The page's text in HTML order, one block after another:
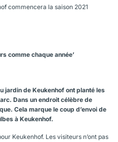
commencera la saison 2021
comme chaque année’
jardin de Keukenhof ont planté les
Dans un endroit célèbre de
Cela marque le coup d’envoi de
à Keukenhof.
Keukenhof. Les visiteurs n’ont pas